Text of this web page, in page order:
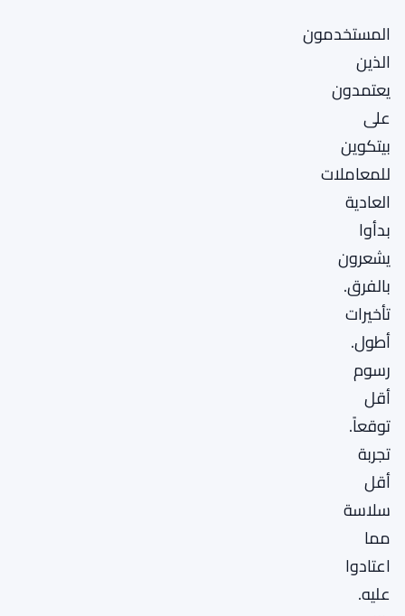
المستخدمون
الذين
يعتمدون
على
بيتكوين
للمعاملات
العادية
بدأوا
يشعرون
بالفرق.
تأخيرات
أطول.
رسوم
أقل
توقعاً.
تجربة
أقل
سلاسة
مما
اعتادوا
عليه.